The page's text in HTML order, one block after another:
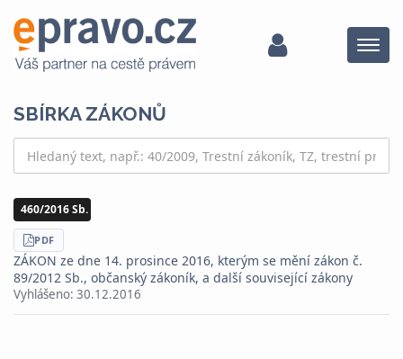
Menu
SBÍRKA ZÁKONŮ
460/2016 Sb.
STÁHNOUT
PDF
ZÁKON ze dne 14. prosince 2016, kterým se mění zákon č.
89/2012 Sb., občanský zákoník, a další související zákony
Vyhlášeno: 30.12.2016